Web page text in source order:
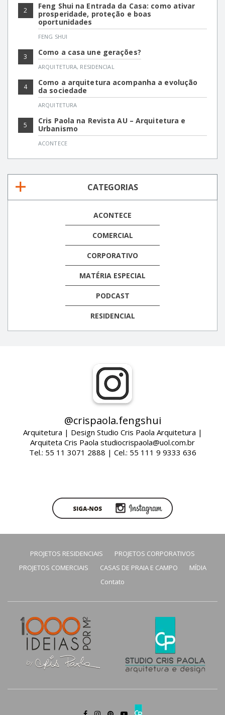
2
Feng Shui na Entrada da Casa: como ativar
prosperidade, proteção e boas
oportunidades
FENG SHUI
3 Como a casa une gerações?
ARQUITETURA, RESIDENCIAL
4
Como a arquitetura acompanha a evolução
da sociedade
ARQUITETURA
5
Cris Paola na Revista AU – Arquitetura e
Urbanismo
ACONTECE
CATEGORIAS
ACONTECE
COMERCIAL
CORPORATIVO
MATÉRIA ESPECIAL
PODCAST
RESIDENCIAL
@crispaola.fengshui
Arquitetura | Design Studio Cris Paola Arquitetura |
Arquiteta Cris Paola studiocrispaola@uol.com.br
Tel.: 55 11 3071 2888 | Cel.: 55 111 9 9333 636
PROJETOS RESIDENCIAIS
PROJETOS CORPORATIVOS
PROJETOS COMERCIAIS
CASAS DE PRAIA E CAMPO
MÍDIA
Contato